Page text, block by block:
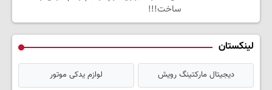
ساخت!!!
لینکستان
دیجیتال مارکتینگ رویش لوازم یدکی موتور